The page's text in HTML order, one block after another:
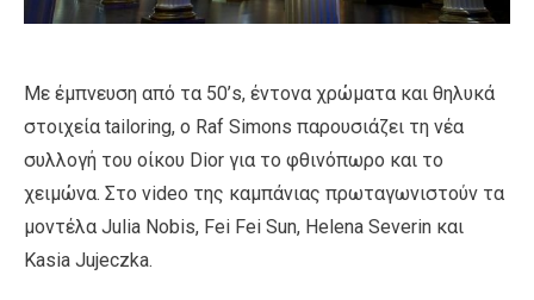
Με έμπνευση από τα 50’s, έντονα χρώματα και θηλυκά
στοιχεία tailoring, ο Raf Simons παρουσιάζει τη νέα
συλλογή του οίκου Dior για το φθινόπωρο και το
χειμώνα. Στο video της καμπάνιας πρωταγωνιστούν τα
μοντέλα Julia Nobis, Fei Fei Sun, Helena Severin και
Kasia Jujeczka.